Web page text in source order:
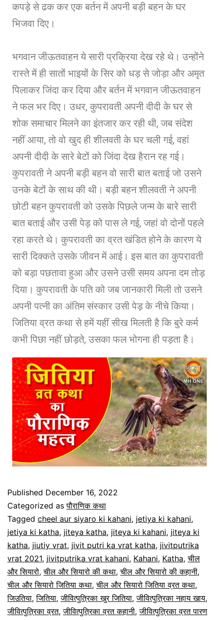
कपड़े से ढक कर एक बर्तन में अपनी बड़ी बहन के घर
भिजवा दिए।
भगवान जीऊतवाहन ये सारी प्रक्रिया देख रहे थे। उन्होंने
रास्ते में ही सातों भाइयों के सिर को धड़ से जोड़ा और अमृत
पिलाकर जिंदा कर दिया और बर्तन में भगवान जीऊतवाहन
ने फल भर दिए। उधर, कुपरावती अपनी दीदी के घर से
शोक समाचार मिलने का इंतजार कर रही थी, जब संदेश
नहीं आया, तो वो खुद ही शीलवती के घर चली गई, वहां
अपनी दीदी के सारे बेटों को जिंदा देख हैरान रह गई।
कुपरावती ने अपनी बड़ी बहन वो सारी बात बताई जो उसने
उनके बेटों के साथ की थी। बड़ी बहन शीलवती ने अपनी
छोटी बहन कुपरावती को उसके पिछले जन्म के बारे सारी
बात बताई और उसी पेड़ को पास ले गई, जहां वो दोनों पहले
रहा करते थे। कुपरावती का व्रत खंडित होने के कारण ये
सारी दिक्कते उसके जीवन में आई। इस बात का कुपरावती
को बड़ा पछतावा हुआ और उसने उसी समय अपना दम तोड़
दिया। कुपरावती के पति को जब जानकारी मिली तो उसने
अपनी पत्नी का अंतिम संस्कार उसी पेड़ के नीचे किया।
जितिया व्रत कथा से हमें यहीं सीख मिलती है कि बुरे कर्म
कभी पिछा नहीं छोड़ते, उसका फल भोगना ही पड़ता है।
Published December 16, 2022
Categorized asपौराणिक कथा
Tagged cheel aur siyaro ki kahani, jetiya ki kahani,
jetiya ki katha, jiteya katha, jiteya ki kahani, jiteya ki
katha, jiutiy vrat, jivit putri ka vrat katha, jivitputrika
vrat 2021, jivitputrika vrat kahani, Kahani, Katha,चील
और सियारो,चील और सियारो की कथा,चील और सियारो की कहानी,
चील और सियारो जितिया कथा,चील और सियारो जितिया व्रत कथा,
जिउतिया,जितिया,जीवित्पुत्रिका खुर जितिया,जीवित्पुत्रिका नहाय खाय,
जीवित्पुत्रिका व्रत,जीवित्पुत्रिका व्रत कहानी,जीवित्पुत्रिका व्रत पारण